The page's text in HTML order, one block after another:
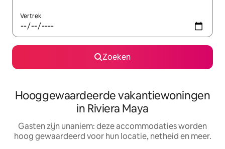
Vertrek
Zoeken
Hooggewaardeerde vakantiewoningen
in Riviera Maya
Gasten zijn unaniem: deze accommodaties worden
hoog gewaardeerd voor hun locatie, netheid en meer.